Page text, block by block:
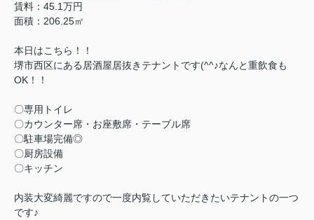
賃料：45.1万円
面積：206.25㎡
本日はこちら！！
堺市西区にある居酒屋居抜きテナントです(^^♪なんと重飲食も
OK！！
〇専用トイレ
〇カウンター席・お座敷席・テーブル席
〇駐車場完備◎
〇厨房設備
〇キッチン
内装大変綺麗ですので一度内覧していただきたいテナントの一つ
です♪